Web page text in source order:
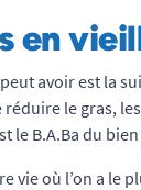
en
avoir est la
le gras,
le B.A.Ba du
vie où l’on a